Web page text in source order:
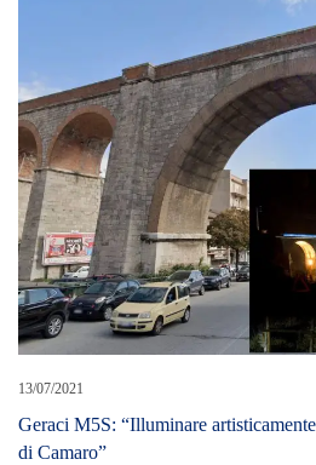
13/07/2021
Geraci M5S: “Illuminare
di Camaro”